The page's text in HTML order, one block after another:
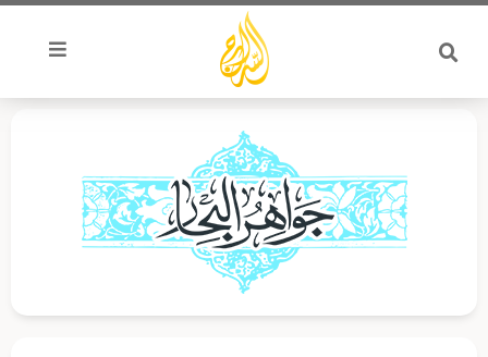
تخطي
المحتوى